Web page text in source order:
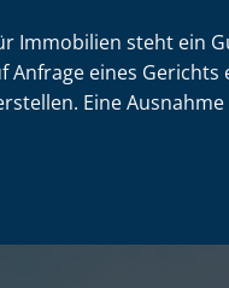
Immobilien steht ein
Anfrage eines
Eine